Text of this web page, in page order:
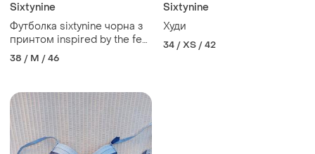
Sixtynine
Футболка sixtynine чорна з
принтом inspired by the fear
m
38 / M / 46
Sixtynine
Худи
34 / XS / 42